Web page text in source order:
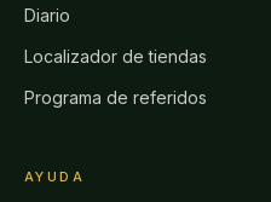
Diario
Localizador de tiendas
Programa de referidos
AYUDA